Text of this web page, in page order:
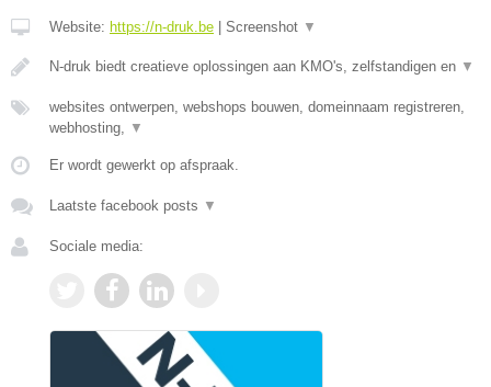
Website: https://n-druk.be Screenshot ▼
N-druk biedt creatieve oplossingen aan KMO's, zelfstandigen en ▼
websites ontwerpen, webshops bouwen, domeinnaam registreren,
webhosting, ▼
Er wordt gewerkt op afspraak.
Laatste facebook posts ▼
Sociale media: